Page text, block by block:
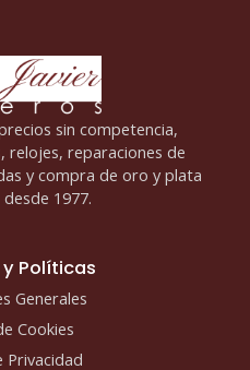
sin competencia,
relojes, reparaciones de
y compra de oro y plata
1977.
Políticas
Generales
Cookies
Privacidad